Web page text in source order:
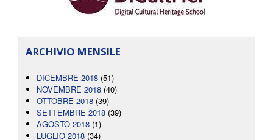
ARCHIVIO MENSILE
DICEMBRE 2018 (51)
NOVEMBRE 2018 (40)
OTTOBRE 2018 (39)
SETTEMBRE 2018 (39)
AGOSTO 2018 (1)
LUGLIO 2018 (34)